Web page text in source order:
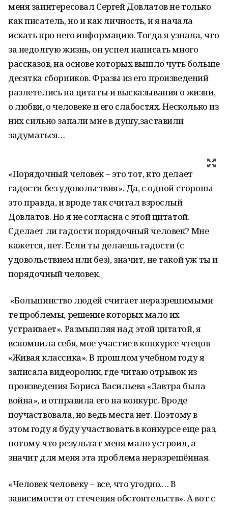
меня заинтересовал Сергей Довлатов не только
как писатель, но и как личность, и я начала
искать про него информацию. Тогда я узнала, что
за недолгую жизнь, он успел написать много
рассказов, на основе которых вышло чуть больше
десятка сборников. Фразы из его произведений
разлетелись на цитаты и высказывания о жизни,
о любви, о человеке и его слабостях. Несколько из
них сильно запали мне в душу,заставили
задуматься…
«Порядочный человек – это тот, кто делает
гадости без удовольствия». Да, с одной стороны
это правда, и вроде так считал взрослый
Довлатов. Но я не согласна с этой цитатой.
Сделает ли гадости порядочный человек? Мне
кажется, нет. Если ты делаешь гадости (с
удовольствием или без), значит, не такой уж ты и
порядочный человек.
«Большинство людей считает неразрешимыми
те проблемы, решение которых мало их
устраивает». Размышляя над этой цитатой, я
вспомнила себя, мое участие в конкурсе чтецов
«Живая классика». В прошлом учебном году я
записала видеоролик, где читаю отрывок из
произведения Бориса Васильева «Завтра была
война», и отправила его на конкурс. Вроде
поучаствовала, но ведь места нет. Поэтому в
этом году я буду участвовать в конкурсе еще раз,
потому что результат меня мало устроил, а
значит для меня эта проблема неразрешённая.
«Человек человеку – все, что угодно.… В
зависимости от стечения обстоятельств». А вот с